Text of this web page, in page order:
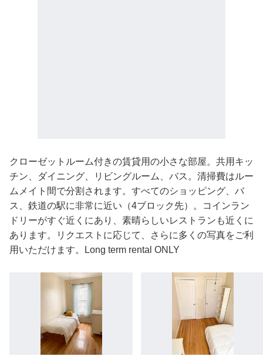
クローゼットルーム付きの賃貸用の小さな部屋。共用キッ
チン、ダイニング、リビングルーム、バス。清掃費はルー
ムメイト間で分割されます。すべてのショッピング、バ
ス、鉄道の駅に非常に近い（4ブロック先）。コインラン
ドリーがすぐ近くにあり、素晴らしいレストランも近くに
あります。リクエストに応じて、さらに多くの写真をご利
用いただけます。Long term rental ONLY